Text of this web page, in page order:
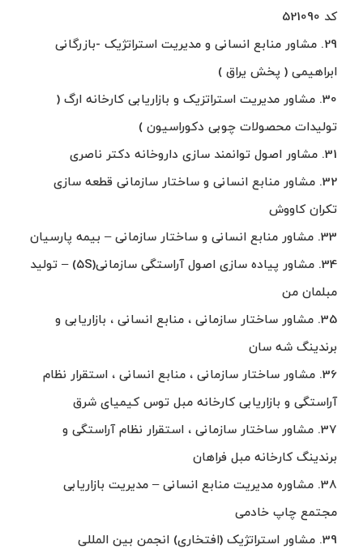
کد 521090
29. مشاور منابع انسانی و مدیریت استراتژیک -بازرگانی
ابراهیمی ( پخش یراق )
30. مشاور مدیریت استراتزیک و بازاریابی کارخانه ارگ (
تولیدات محصولات چوبی دکوراسیون )
31. مشاور اصول توانمند سازی داروخانه دکتر ناصری
32. مشاور منابع انسانی و ساختار سازمانی قطعه سازی
تکران کاووش
33. مشاور منابع انسانی و ساختار سازمانی – بیمه پارسیان
34. مشاور پیاده سازی اصول آراستگی سازمانی(5S) – تولید
مبلمان من
35. مشاور ساختار سازمانی ، منابع انسانی ، بازاریابی و
برندینگ شه سان
36. مشاور ساختار سازمانی ، منابع انسانی ، استقرار نظام
آراستگی و بازاریابی کارخانه مبل توس کیمیای شرق
37. مشاور ساختار سازمانی ، استقرار نظام آراستگی و
برندینگ کارخانه مبل فراهان
38. مشاوره مدیریت منابع انسانی – مدیریت بازاریابی
مجتمع چاپ خادمی
39. مشاور استراتژیک (افتخاری) انجمن بین المللی